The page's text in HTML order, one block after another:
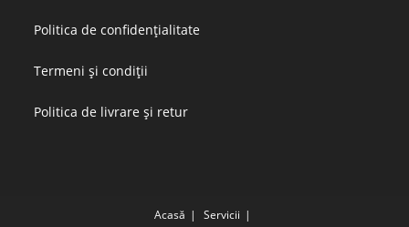
Politica de confidențialitate
Termeni și condiții
Politica de livrare și retur
Acasă
Servicii